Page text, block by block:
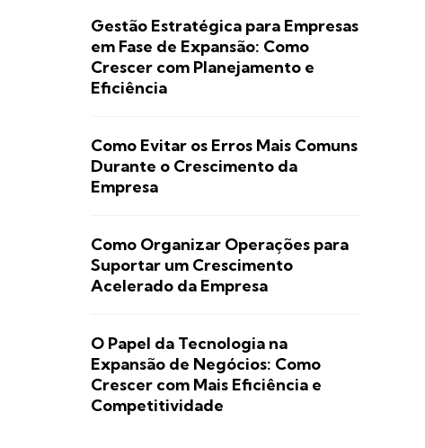
Gestão Estratégica para Empresas
em Fase de Expansão: Como
Crescer com Planejamento e
Eficiência
Como Evitar os Erros Mais Comuns
Durante o Crescimento da
Empresa
Como Organizar Operações para
Suportar um Crescimento
Acelerado da Empresa
O Papel da Tecnologia na
Expansão de Negócios: Como
Crescer com Mais Eficiência e
Competitividade